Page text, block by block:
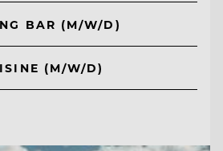
BAR (M/W/D)
(M/W/D)